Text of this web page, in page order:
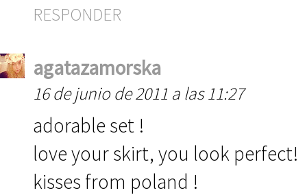
RESPONDER
agatazamorska
16 de junio de 2011 a las 11:27
adorable set !
love your skirt, you look perfect!
kisses from poland !